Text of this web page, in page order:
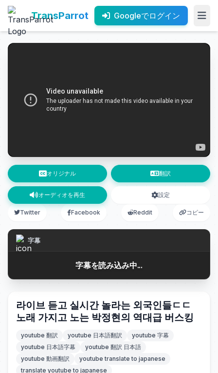
TransParrot Googleでログイン
オリジナル 翻訳
オーディオを再生 設定
Twitter Facebook Reddit コピー
字幕
字幕を読み込み中...
라이브 듣고 실시간 놀라는 외국인들ㄷㄷ
노래 가지고 노는 박정현의 역대급 버스킹
youtube 翻訳 youtube 日本語翻訳
youtube 字幕
youtube 日本語字幕
youtube 翻訳 日本語
youtube 動画翻訳
youtube translate to japanese
translate youtube to japanese